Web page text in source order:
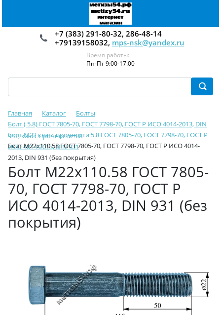
+7 (383) 291-80-32, 286-48-14
+79139158032, mps-nsk@yandex.ru
Время работы:
Пн-Пт 9:00-17:00
Главная Каталог
Болты
Болт ( 5.8) ГОСТ 7805-70, ГОСТ 7798-70, ГОСТ Р ИСО 4014-2013, DIN
931, класс прочности 5.8
Болт М22 класс прочности 5.8 ГОСТ 7805-70, ГОСТ 7798-70, ГОСТ Р
ИСО 4014-2013, DIN 931
Болт М22х110.58 ГОСТ 7805-70, ГОСТ 7798-70, ГОСТ Р ИСО 4014-
2013, DIN 931 (без покрытия)
Болт М22х110.58 ГОСТ 7805-
70, ГОСТ 7798-70, ГОСТ Р
ИСО 4014-2013, DIN 931 (без
покрытия)